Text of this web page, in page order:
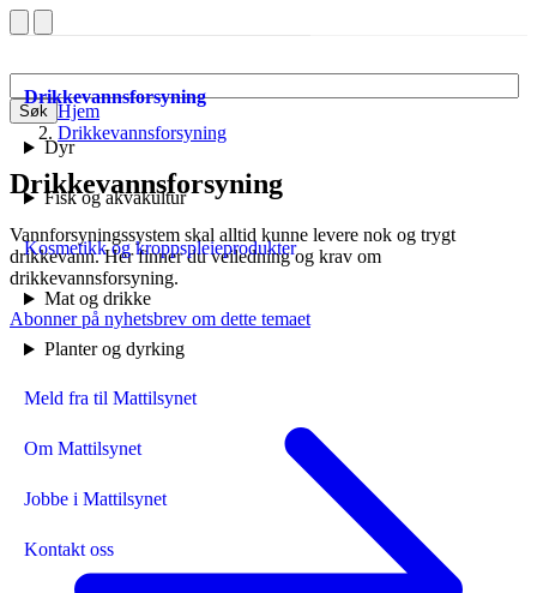
Søk
Drikkevannsforsyning
Dyr
Fisk og akvakultur
Kosmetikk og kroppspleieprodukter
Mat og drikke
Planter og dyrking
Meld fra til Mattilsynet
Om Mattilsynet
Jobbe i Mattilsynet
Kontakt oss
Hjem
Drikkevannsforsyning
Drikkevannsforsyning
Vannforsyningssystem skal alltid kunne levere nok og trygt
drikkevann. Her finner du veiledning og krav om
drikkevannsforsyning.
Abonner på nyhetsbrev om dette temaet